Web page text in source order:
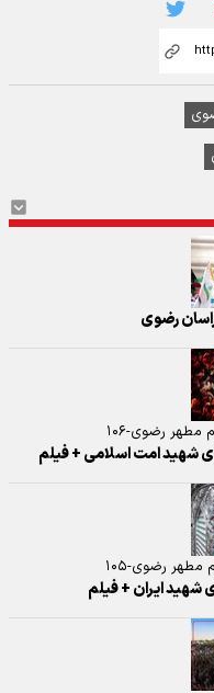
رضوی-۱۰۶
شهید امت اسلامی + فیلم
رضوی-۱۰۵
شهید ایران + فیلم